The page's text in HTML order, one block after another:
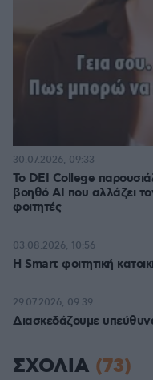
Το DEI College
βοηθό AI που αλλάζει
φοιτητές
30.07.2026, 09:33
Η Smart φοιτητική
03.08.2026, 10:56
Διασκεδάζουμε
29.07.2026, 09:39
ΣΧΟΛΙΑ (73)